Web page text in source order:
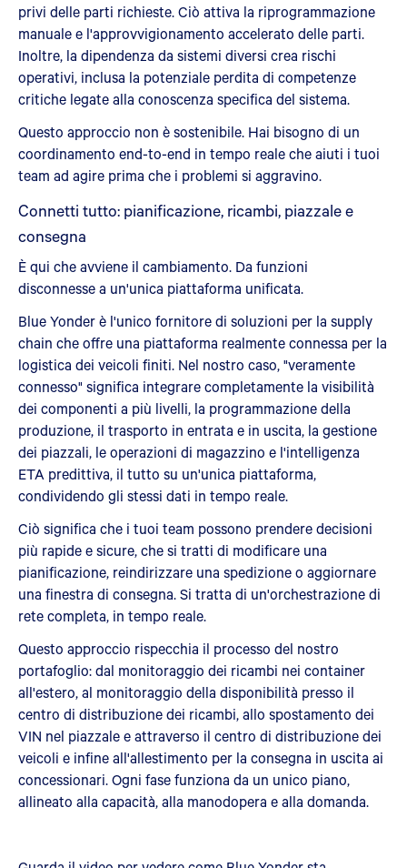
privi delle parti richieste. Ciò attiva la riprogrammazione
manuale e l'approvvigionamento accelerato delle parti.
Inoltre, la dipendenza da sistemi diversi crea rischi
operativi, inclusa la potenziale perdita di competenze
critiche legate alla conoscenza specifica del sistema.
Questo approccio non è sostenibile. Hai bisogno di un
coordinamento end-to-end in tempo reale che aiuti i tuoi
team ad agire prima che i problemi si aggravino.
Connetti tutto: pianificazione, ricambi, piazzale e
consegna
È qui che avviene il cambiamento. Da funzioni
disconnesse a un'unica piattaforma unificata.
Blue Yonder è l'unico fornitore di soluzioni per la supply
chain che offre una piattaforma realmente connessa per la
logistica dei veicoli finiti. Nel nostro caso, "veramente
connesso" significa integrare completamente la visibilità
dei componenti a più livelli, la programmazione della
produzione, il trasporto in entrata e in uscita, la gestione
dei piazzali, le operazioni di magazzino e l'intelligenza
ETA predittiva, il tutto su un'unica piattaforma,
condividendo gli stessi dati in tempo reale.
Ciò significa che i tuoi team possono prendere decisioni
più rapide e sicure, che si tratti di modificare una
pianificazione, reindirizzare una spedizione o aggiornare
una finestra di consegna. Si tratta di un'orchestrazione di
rete completa, in tempo reale.
Questo approccio rispecchia il processo del nostro
portafoglio: dal monitoraggio dei ricambi nei container
all'estero, al monitoraggio della disponibilità presso il
centro di distribuzione dei ricambi, allo spostamento dei
VIN nel piazzale e attraverso il centro di distribuzione dei
veicoli e infine all'allestimento per la consegna in uscita ai
concessionari. Ogni fase funziona da un unico piano,
allineato alla capacità, alla manodopera e alla domanda.